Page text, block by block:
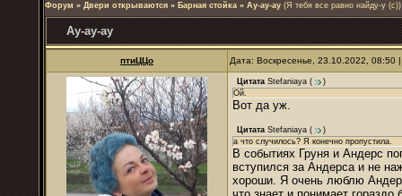
Форум » Двери открываются » Барная стойка » Ау-ау-ау (Я тебя все равно найду-у (с))
Ау-ау-ау
птиЦЦо Дата: Воскресенье, 23.10.2022,
Цитата Stefaniaya (
)
Ой.
Вот да уж.
Цитата Stefaniaya (
)
а что случилось? Я конечно пропустила.
В событиях Груня и Андерс
вступился за Андерса и не
хороши. Я очень люблю